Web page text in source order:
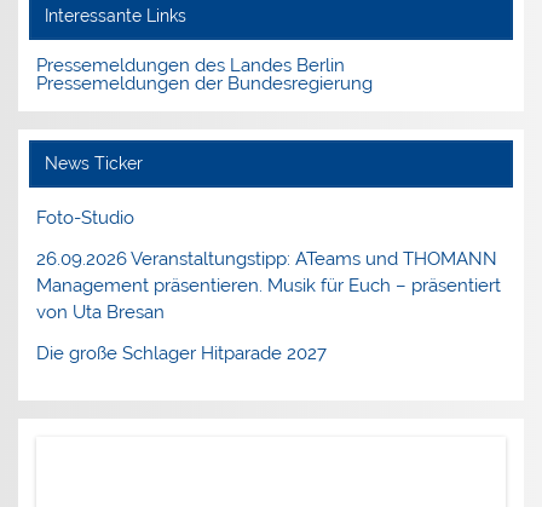
Interessante Links
Pressemeldungen des Landes Berlin
Pressemeldungen der Bundesregierung
News Ticker
Foto-Studio
26.09.2026 Veranstaltungstipp: ATeams und THOMANN
Management präsentieren. Musik für Euch – präsentiert
von Uta Bresan
Die große Schlager Hitparade 2027